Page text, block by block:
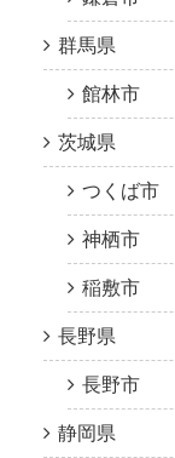
群馬県
館林市
茨城県
つくば市
神栖市
稲敷市
長野県
長野市
静岡県